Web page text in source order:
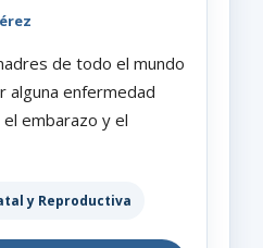
de todo el mundo
alguna enfermedad
embarazo y el
y Reproductiva